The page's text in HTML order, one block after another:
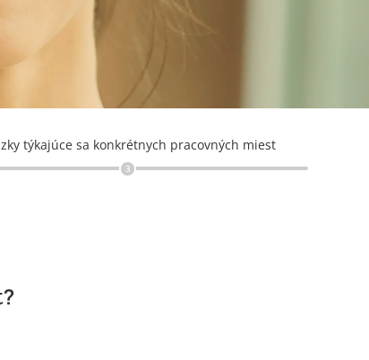
týkajúce sa konkrétnych pracovných miest
3